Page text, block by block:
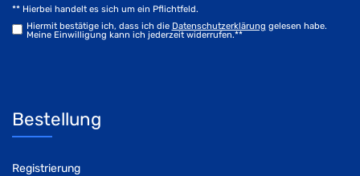
Hiermit bestätige ich, dass ich die Daten­schutz­erklärung gelesen habe.
Meine Einwilligung kann ich jederzeit widerrufen.**
** Hierbei handelt es sich um ein Pflichtfeld.
Bestellung
Registrierung